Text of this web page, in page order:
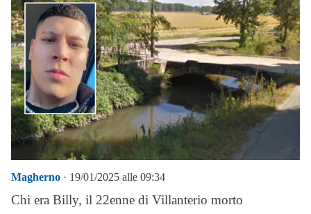
Magherno · 19/01/2025 alle 09:34
Chi era Billy, il 22enne di Villanterio morto